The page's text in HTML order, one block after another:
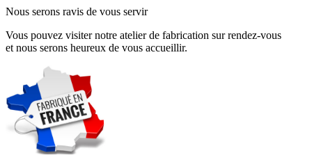
Nous serons ravis de vous servir
Vous pouvez visiter notre atelier de fabrication sur rendez-vous
et nous serons heureux de vous accueillir.